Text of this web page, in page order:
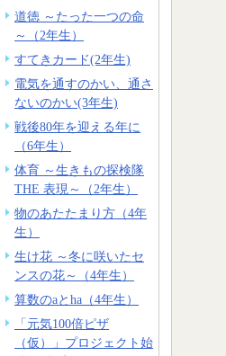
道徳 ～たった一つの命
～（2年生）
すてきカード(2年生)
電気を通すのかい、通さ
ないのかい(3年生)
戦後80年を迎える年に
（6年生）
体育 ～生きもの探検隊
THE 表現～（2年生）
物のあたたまり方（4年
生）
生け花 ～冬に咲いたセ
ンスの花～（4年生）
算数のaとha（4年生）
「元気100倍ピザ
（仮）」プロジェクト始